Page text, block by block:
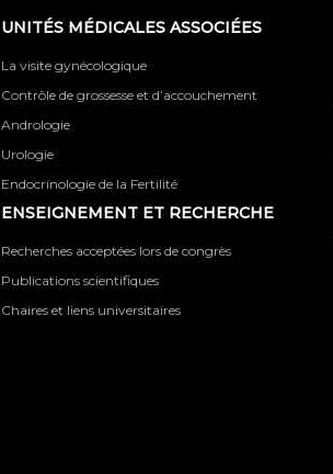
UNITÉS MÉDICALES ASSOCIÉES
La visite gynécologique
Contrôle de grossesse et d’accouchement
Andrologie
Urologie
Endocrinologie de la Fertilité
ENSEIGNEMENT ET RECHERCHE
Recherches acceptées lors de congrès
Publications scientifiques
Chaires et liens universitaires